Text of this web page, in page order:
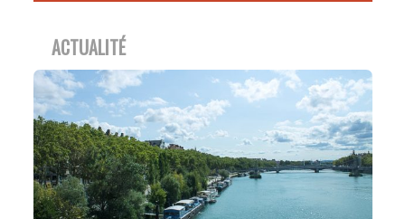
ACTUALITÉ